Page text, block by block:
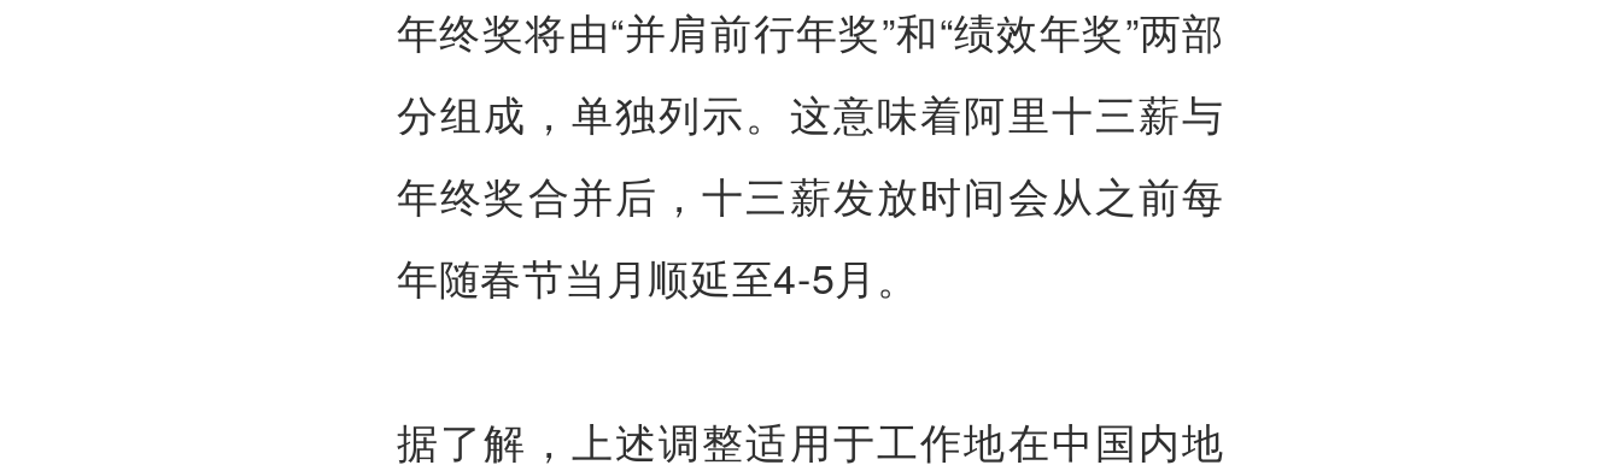
年终奖将由“并肩前行年奖”和“绩效年奖”两部
分组成，单独列示。这意味着阿里十三薪与
年终奖合并后，十三薪发放时间会从之前每
年随春节当月顺延至4-5月。
据了解，上述调整适用于工作地在中国内地